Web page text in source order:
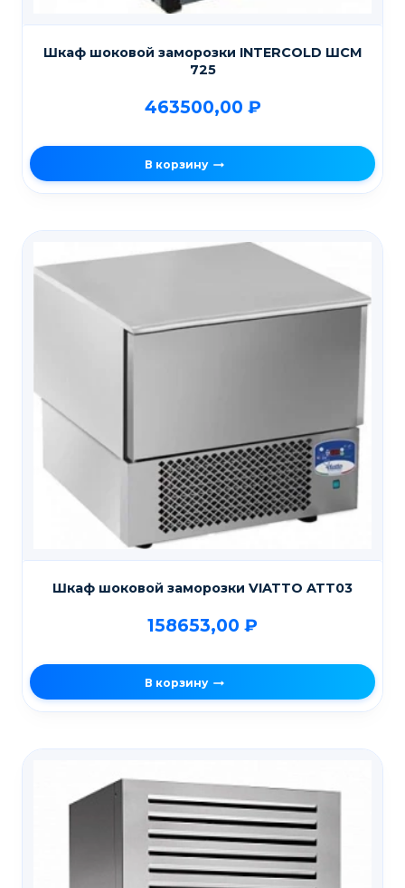
Шкаф шоковой заморозки INTERCOLD ШСМ
725
463500,00 ₽
В корзину
Шкаф шоковой заморозки VIATTO ATT03
158653,00 ₽
В корзину